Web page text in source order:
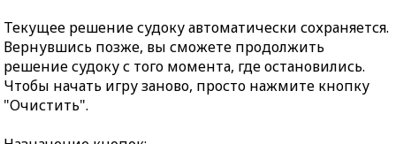
Текущее решение судоку автоматически сохраняется.
Вернувшись позже, вы сможете продолжить
решение судоку с того момента, где остановились.
Чтобы начать игру заново, просто нажмите кнопку
"Очистить".